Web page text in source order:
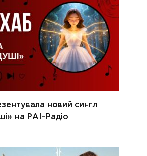
новий сингл
на РАІ-Радіо